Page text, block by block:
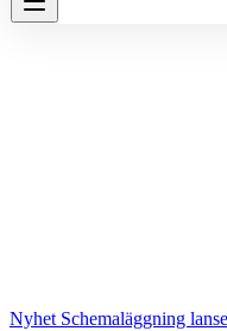
Nyhet Schemaläggning